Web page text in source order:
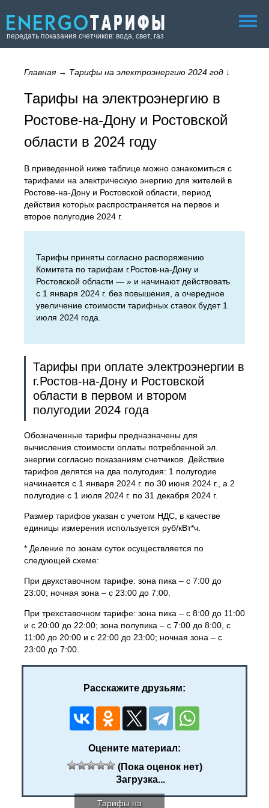
передать показания счетчиков: вода, свет, газ
Главная→ Тарифы на электроэнергию 2024 год ↓
Тарифы на электроэнергию в
Ростове-на-Дону и Ростовской
области в 2024 году
В приведенной ниже таблице можно ознакомиться с
тарифами на электрическую энергию для жителей в
Ростове-на-Дону и Ростовской области, период
действия которых распространяется на первое и
второе полугодие 2024 г.
Тарифы приняты согласно распоряжению
Комитета по тарифам г.Ростов-на-Дону и
Ростовской области — » и начинают действовать
с 1 января 2024 г. без повышения, а очередное
увеличение стоимости тарифных ставок будет 1
июля 2024 года.
Тарифы при оплате электроэнергии в
г.Ростов-на-Дону и Ростовской
области в первом и втором
полугодии 2024 года
Обозначенные тарифы предназначены для
вычисления стоимости оплаты потребленной эл.
энергии согласно показаниям счетчиков. Действие
тарифов делятся на два полугодия: 1 полугодие
начинается с 1 января 2024 г. по 30 июня 2024 г., а 2
полугодие с 1 июля 2024 г. по 31 декабря 2024 г.
Размер тарифов указан с учетом НДС, в качестве
единицы измерения используется руб/кВт*ч.
* Деление по зонам суток осуществляется по
следующей схеме:
При двухставочном тарифе: зона пика – с 7:00 до
23:00; ночная зона – с 23:00 до 7:00.
При трехставочном тарифе: зона пика – с 8:00 до 11:00
и с 20:00 до 22:00; зона полупика – с 7:00 до 8:00, с
11:00 до 20:00 и с 22:00 до 23:00; ночная зона – с
23:00 до 7:00.
Расскажите друзьям:
Оцените материал:
(Пока оценок нет)
Загрузка...
Тарифы на